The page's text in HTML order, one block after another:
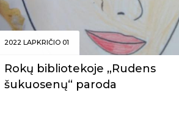
2022 LAPKRIČIO 01
Rokų bibliotekoje „Rudens
šukuosenų“ paroda